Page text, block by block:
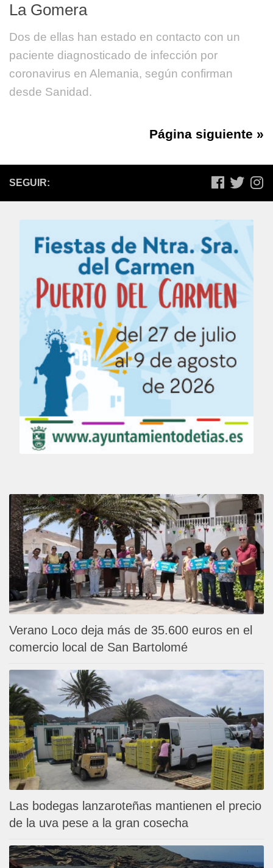
La Gomera
Dos de ellas han estado en contacto con un
paciente diagnosticado de infección por
coronavirus en Alemania, según confirman
desde Sanidad.
Página siguiente »
SEGUIR:
Verano Loco deja más de 35.600 euros en el
comercio local de San Bartolomé
Las bodegas lanzaroteñas mantienen el precio
de la uva pese a la gran cosecha